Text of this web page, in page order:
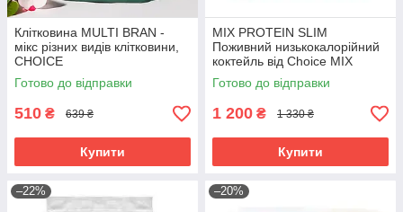
Клітковина MULTI BRAN -
мікс різних видів клітковини,
CHOICE
Готово до відправки
510 ₴ 639 ₴
Купити
MIX PROTEIN SLIM
Поживний низькокалорійний
коктейль від Choice MIX
PROTEIN SLIM
Готово до відправки
1 200 ₴ 1 330 ₴
Купити
–22% –20%